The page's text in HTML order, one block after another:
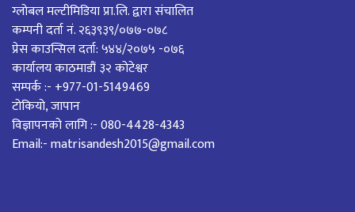
ग्लोबल मल्टीमिडिया प्रा.लि. द्वारा संचालित
कम्पनी दर्ता नं. २६३९३९/०७७-०७८
प्रेस काउन्सिल दर्ता: ५४४/२०७५ -०७६
कार्यालय काठमाडौं ३२ कोटेश्वर
सम्पर्क :- +977-01-5149469
टोकियो, जापान
विज्ञापनको लागि :- 080-4428-4343
Email:- matrisandesh2015@gmail.com